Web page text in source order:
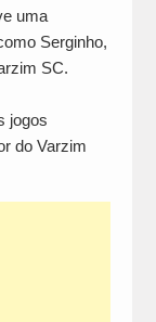
uma
Serginho,
SC.
jogos
do Varzim